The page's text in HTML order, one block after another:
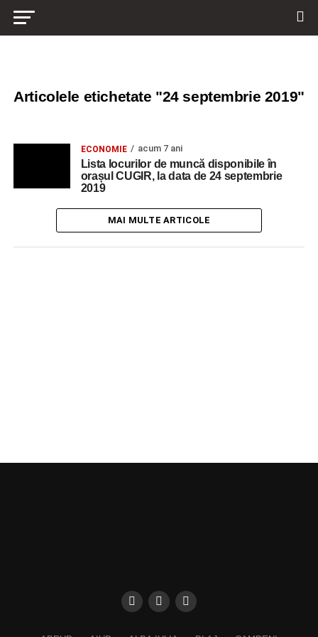
Articolele etichetate "24 septembrie 2019"
ECONOMIE acum 7 ani
Lista locurilor de muncă disponibile în
orașul CUGIR, la data de 24 septembrie
2019
MAI MULTE ARTICOLE